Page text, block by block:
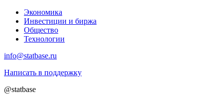
Экономика
Инвестиции и биржа
Общество
Технологии
info@statbase.ru
Написать в поддержку
@statbase